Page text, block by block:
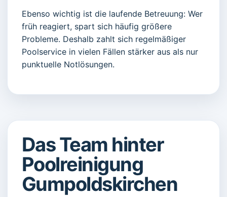
Ebenso wichtig ist die laufende Betreuung: Wer
früh reagiert, spart sich häufig größere
Probleme. Deshalb zahlt sich regelmäßiger
Poolservice in vielen Fällen stärker aus als nur
punktuelle Notlösungen.
Das Team hinter
Poolreinigung
Gumpoldskirchen